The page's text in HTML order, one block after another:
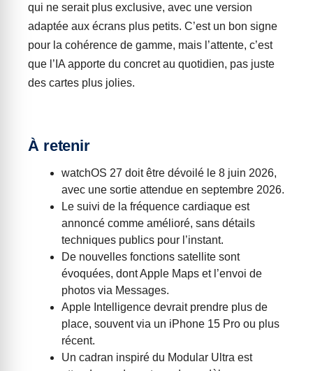
qui ne serait plus exclusive, avec une version
adaptée aux écrans plus petits. C’est un bon signe
pour la cohérence de gamme, mais l’attente, c’est
que l’IA apporte du concret au quotidien, pas juste
des cartes plus jolies.
À retenir
watchOS 27 doit être dévoilé le 8 juin 2026,
avec une sortie attendue en septembre 2026.
Le suivi de la fréquence cardiaque est
annoncé comme amélioré, sans détails
techniques publics pour l’instant.
De nouvelles fonctions satellite sont
évoquées, dont Apple Maps et l’envoi de
photos via Messages.
Apple Intelligence devrait prendre plus de
place, souvent via un iPhone 15 Pro ou plus
récent.
Un cadran inspiré du Modular Ultra est